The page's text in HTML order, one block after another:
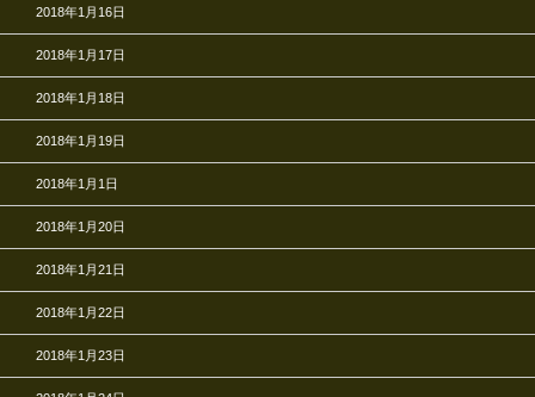
2018年1月16日
2018年1月17日
2018年1月18日
2018年1月19日
2018年1月1日
2018年1月20日
2018年1月21日
2018年1月22日
2018年1月23日